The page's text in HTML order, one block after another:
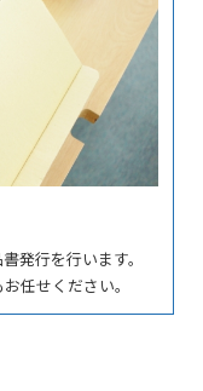
発⾏を⾏います。
任せください。